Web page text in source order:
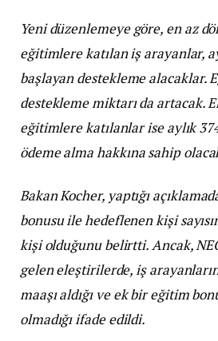
Yeni düzenlemeye göre, en az
eğitimlere katılan iş arayanlar,
başlayan destekleme alacaklar.
destekleme miktarı da artacak.
eğitimlere katılanlar ise aylık
ödeme alma hakkına sahip
Bakan Kocher, yaptığı
bonusu ile hedeflenen kişi
kişi olduğunu belirtti. Ancak,
gelen eleştirilerde, iş
maaşı aldığı ve ek bir eğitim
olmadığı ifade edildi.